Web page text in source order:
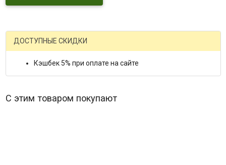
ДОСТУПНЫЕ СКИДКИ
Кэшбек 5% при оплате на сайте
С этим товаром покупают